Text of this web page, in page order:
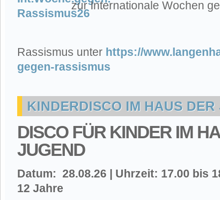
zur Internationale Wochen
Rassismus unter https://
gegen-rassismus
KINDERDISCO IM HAUS DER
DISCO FÜR KINDER IM
JUGEND
Datum: 28.08.26 | Uhrzeit: 17.00 bis
12 Jahre